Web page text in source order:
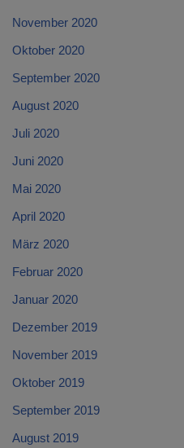
November 2020
Oktober 2020
September 2020
August 2020
Juli 2020
Juni 2020
Mai 2020
April 2020
März 2020
Februar 2020
Januar 2020
Dezember 2019
November 2019
Oktober 2019
September 2019
August 2019